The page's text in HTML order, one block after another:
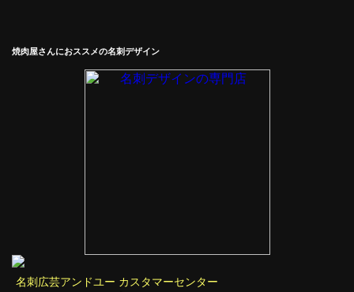
焼肉屋さんにおススメの名刺デザイン
名刺広芸アンドユー カスタマーセンター